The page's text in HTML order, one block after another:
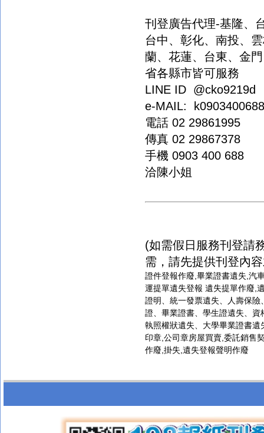
刊登廣告代理-基隆、
台中、彰化、南投、
蘭、花蓮、台東、金
省各縣市皆可服務
LINE ID @cko9219d
e-MAIL:
電話 02 29861995
傳真 02 29867378
手機 0903 400 688
洽陳小姐
(如需假日服務刊登請
需，請先提供刊登內
證件登報作廢,畢業證書遺失,汽
運提單遺失登報 遺失提單作廢,
證明、統一發票遺失、人壽保
證、畢業證書、學生證遺失、
執照權狀遺失、大學畢業證書遺
印章,公司章房屋買賣,委託銷售
作廢,掛失,遺失登報聲明作廢